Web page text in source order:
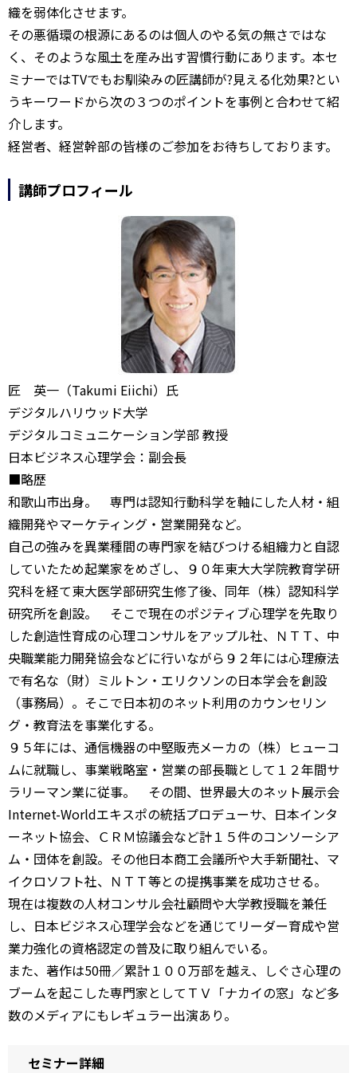
織を弱体化させます。
その悪循環の根源にあるのは個人のやる気の無さではな
く、そのような風土を産み出す習慣行動にあります。本セ
ミナーではTVでもお馴染みの匠講師が?見える化効果?とい
うキーワードから次の３つのポイントを事例と合わせて紹
介します。
経営者、経営幹部の皆様のご参加をお待ちしております。
講師プロフィール
匠 英一（Takumi Eiichi）氏
デジタルハリウッド大学
デジタルコミュニケーション学部 教授
日本ビジネス心理学会：副会長
■略歴
和歌山市出身。 専門は認知行動科学を軸にした人材・組
織開発やマーケティング・営業開発など。
自己の強みを異業種間の専門家を結びつける組織力と自認
していたため起業家をめざし、９０年東大大学院教育学研
究科を経て東大医学部研究生修了後、同年（株）認知科学
研究所を創設。 そこで現在のポジティブ心理学を先取り
した創造性育成の心理コンサルをアップル社、ＮＴＴ、中
央職業能力開発協会などに行いながら９２年には心理療法
で有名な（財）ミルトン・エリクソンの日本学会を創設
（事務局）。そこで日本初のネット利用のカウンセリン
グ・教育法を事業化する。
９５年には、通信機器の中堅販売メーカの（株）ヒューコ
ムに就職し、事業戦略室・営業の部長職として１２年間サ
ラリーマン業に従事。 その間、世界最大のネット展示会
Internet-Worldエキスポの統括プロデューサ、日本インタ
ーネット協会、ＣＲＭ協議会など計１５件のコンソーシア
ム・団体を創設。その他日本商工会議所や大手新聞社、マ
イクロソフト社、ＮＴＴ等との提携事業を成功させる。
現在は複数の人材コンサル会社顧問や大学教授職を兼任
し、日本ビジネス心理学会などを通じてリーダー育成や営
業力強化の資格認定の普及に取り組んでいる。
また、著作は50冊／累計１００万部を越え、しぐさ心理の
ブームを起こした専門家としてＴＶ「ナカイの窓」など多
数のメディアにもレギュラー出演あり。
セミナー詳細